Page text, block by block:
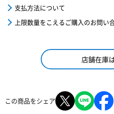
支払方法について
上限数量をこえるご購入のお問い
店舗在庫
この商品をシェア